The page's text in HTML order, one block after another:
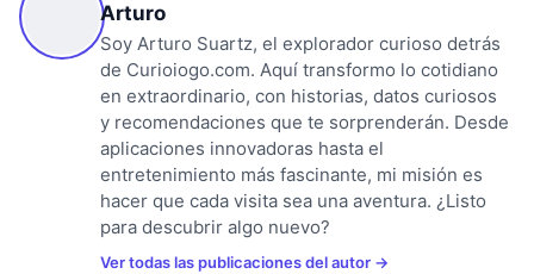
Arturo
Soy Arturo Suartz, el explorador curioso detrás
de Curioiogo.com. Aquí transformo lo cotidiano
en extraordinario, con historias, datos curiosos
y recomendaciones que te sorprenderán. Desde
aplicaciones innovadoras hasta el
entretenimiento más fascinante, mi misión es
hacer que cada visita sea una aventura. ¿Listo
para descubrir algo nuevo?
Ver todas las publicaciones del autor